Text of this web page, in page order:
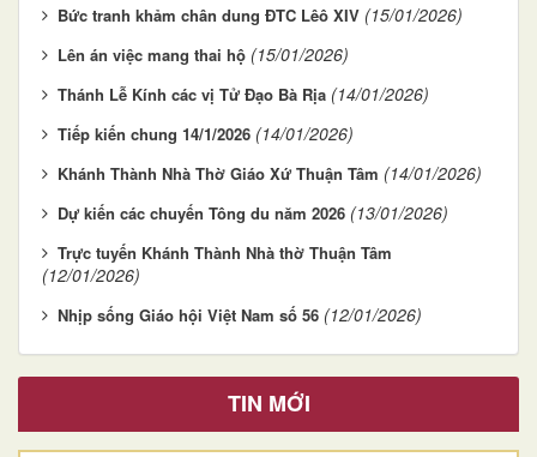
Bức tranh khảm chân dung ĐTC Lêô XIV (15/01/2026)
Lên án việc mang thai hộ (15/01/2026)
Thánh Lễ Kính các vị Tử Đạo Bà Rịa (14/01/2026)
Tiếp kiến chung 14/1/2026 (14/01/2026)
Khánh Thành Nhà Thờ Giáo Xứ Thuận Tâm (14/01/2026)
Dự kiến các chuyến Tông du năm 2026 (13/01/2026)
Trực tuyến Khánh Thành Nhà thờ Thuận Tâm
(12/01/2026)
Nhịp sống Giáo hội Việt Nam số 56 (12/01/2026)
TIN MỚI